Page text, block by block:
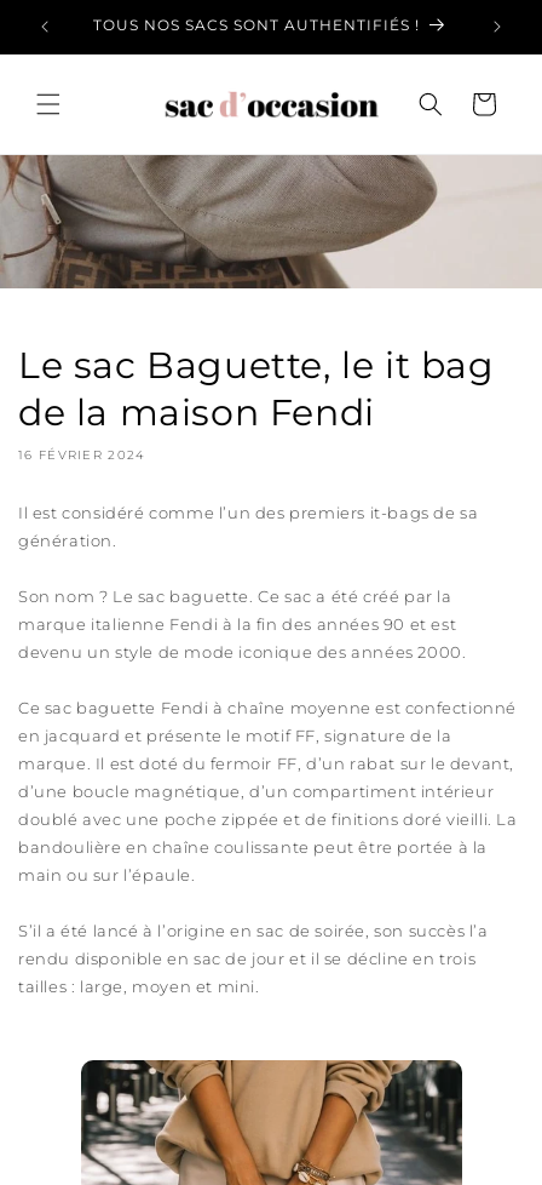
passerTOUS NOS SACS SONT AUTHENTIFIÉS !
Panier
Le sac Baguette, le it bag
de la maison Fendi
16 FÉVRIER 2024
Il est considéré comme l’un des premiers it-bags de sa
génération.
Son nom ? Le sac baguette. Ce sac a été créé par la
marque italienne Fendi à la fin des années 90 et est
devenu un style de mode iconique des années 2000.
Ce sac baguette Fendi à chaîne moyenne est confectionné
en jacquard et présente le motif FF, signature de la
marque. Il est doté du fermoir FF, d’un rabat sur le devant,
d’une boucle magnétique, d’un compartiment intérieur
doublé avec une poche zippée et de finitions doré vieilli. La
bandoulière en chaîne coulissante peut être portée à la
main ou sur l’épaule.
S’il a été lancé à l’origine en sac de soirée, son succès l’a
rendu disponible en sac de jour et il se décline en trois
tailles : large, moyen et mini.